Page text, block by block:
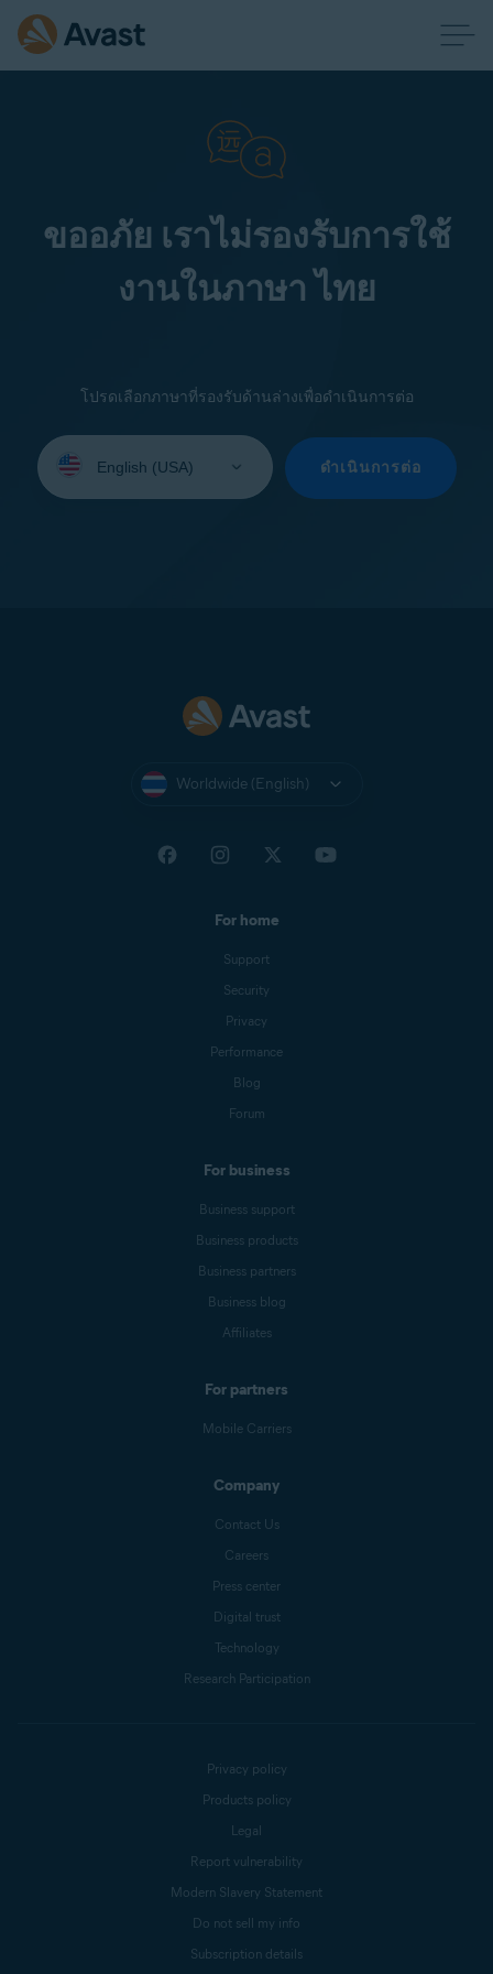
ขออภัย เราไม่รองรับการใช้
งานในภาษา ไทย
โปรดเลือกภาษาที่รองรับด้านล่างเพื่อดำเนินการต่อ
your
ดำเนินการต่อ
Worldwide (English)
For home
Support
Security
Privacy
Performance
Blog
Forum
For business
Business support
Business products
Business partners
Business blog
Affiliates
For partners
Mobile Carriers
Company
Contact Us
Careers
Press center
Digital trust
Technology
Research Participation
Privacy policy
Products policy
Legal
Report vulnerability
Modern Slavery Statement
Do not sell my info
Subscription details